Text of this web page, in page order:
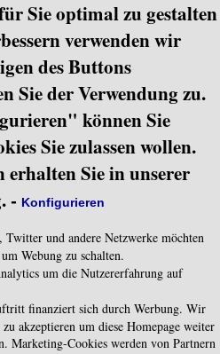
Sie optimal zu gestalten
verwenden wir
des Buttons
Sie der Verwendung zu.
können Sie
Sie zulassen wollen.
Sie in unserer
- Konfigurieren
Twitter und andere Netzwerke möchten
Webung zu schalten.
um die Nutzererfahrung auf
finanziert sich durch Werbung. Wir
akzeptieren um diese Homepage weiter
Marketing-Cookies werden von Partnern